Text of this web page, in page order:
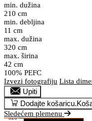
min. dužina
210 cm
min. debljina
11 cm
max. dužina
320 cm
max. širina
42 cm
100% PEFC
Izvezi fotografiju Lista
Upiti
Dodajte košaricu.
Sledećem plemenu
320